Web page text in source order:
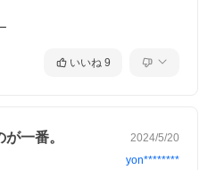
いいね 9
一番。 2024/5/20
yon********